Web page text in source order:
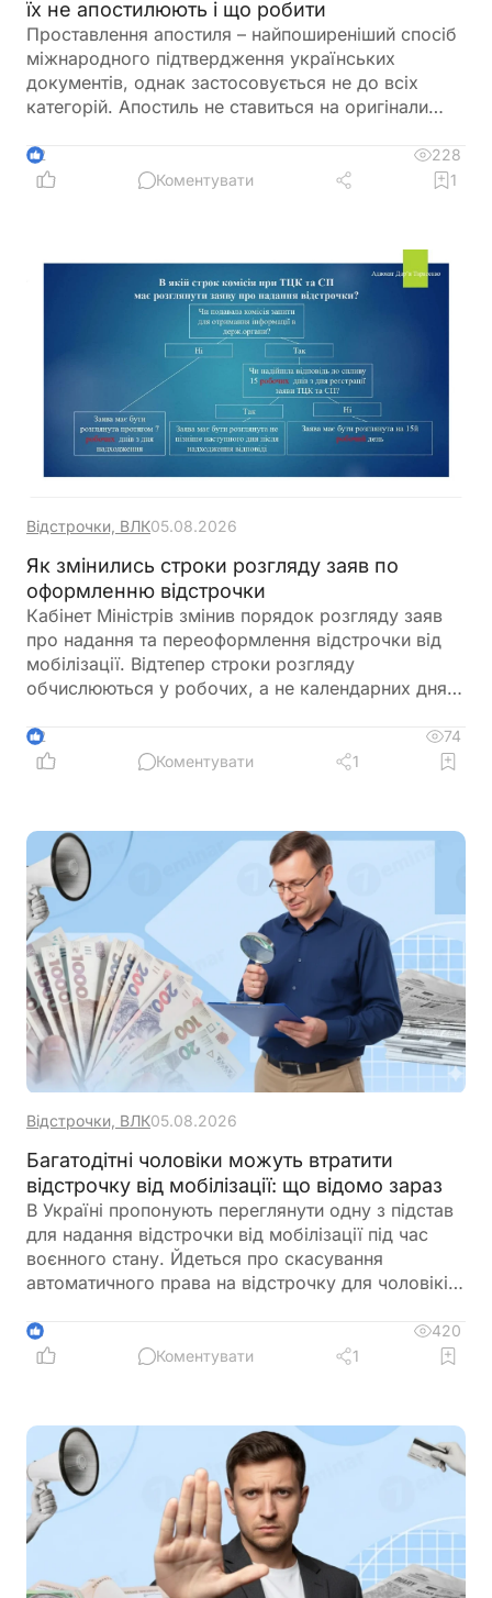
їх не апостилюють і що робити
Проставлення апостиля – найпоширеніший спосіб
міжнародного підтвердження українських
документів, однак застосовується не до всіх
категорій. Апостиль не ставиться на оригінали
техпаспортів, дозволів на зброю, листування та
деякі інші документи. У таких випадках
обов’язковим для подальшої легалізації копій
2
228
Коментувати
1
Відстрочки, ВЛК05.08.2026
Як змінились строки розгляду заяв по
оформленню відстрочки
Кабінет Міністрів змінив порядок розгляду заяв
про надання та переоформлення відстрочки від
мобілізації. Відтепер строки розгляду
обчислюються у робочих, а не календарних днях,
Нові правила застосовуються до заяв, які
подаються через ЦНАП для розгляду комісіями
мобілізацію, однак заявникам варто самостійно
контролювати статус розгляду, щоб не
пропустити можливу відмову
2
74
Коментувати
1
Відстрочки, ВЛК05.08.2026
Багатодітні чоловіки можуть втратити
відстрочку від мобілізації: що відомо зараз
В Україні пропонують переглянути одну з підстав
для надання відстрочки від мобілізації під час
воєнного стану. Йдеться про скасування
автоматичного права на відстрочку для чоловіків,
до 18 років. Відповідне звернення адресоване
Кабінету Міністрів із пропозицією підготувати
1
420
Коментувати
1